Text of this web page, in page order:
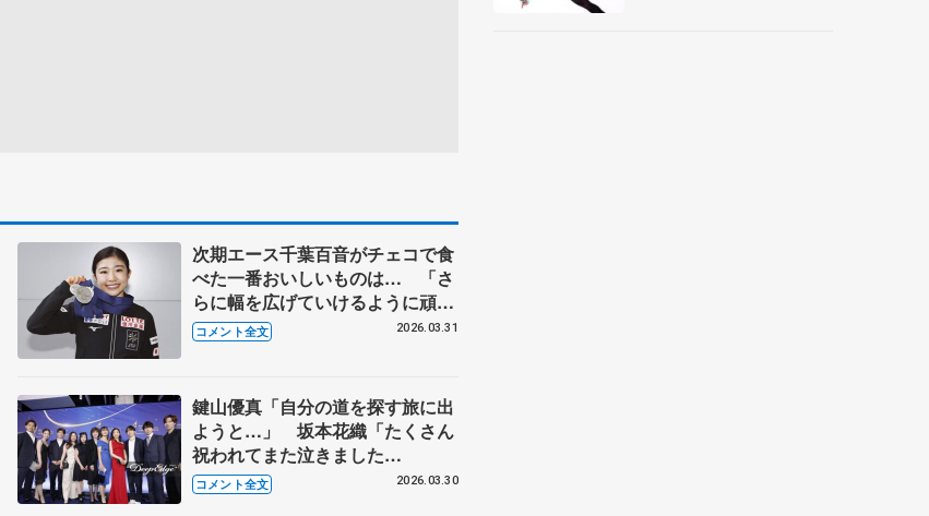
次期エース千葉百音がチェコで食
べた一番おいしいものは… 「さ
らに幅を広げていけるように頑張
りたい」【世界フィギュア帰国
時】
コメント全文 2026.03.31
鍵山優真「自分の道を探す旅に出
ようと…」 坂本花織「たくさん
祝われてまた泣きました
（笑）」 ISUアワード前に選手
から一言
コメント全文 2026.03.30